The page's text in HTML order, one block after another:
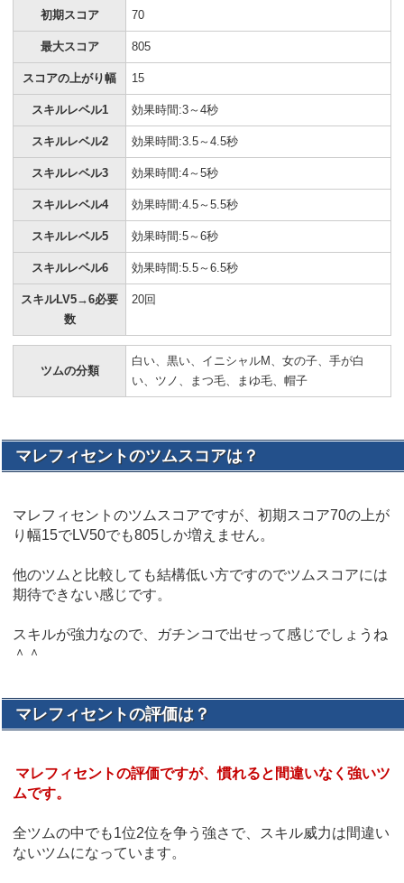
初期スコア 70
最大スコア 805
スコアの上がり幅 15
スキルレベル1 効果時間:3～4秒
スキルレベル2 効果時間:3.5～4.5秒
スキルレベル3 効果時間:4～5秒
スキルレベル4 効果時間:4.5～5.5秒
スキルレベル5 効果時間:5～6秒
スキルレベル6 効果時間:5.5～6.5秒
スキルLV5→6必要
数
20回
ツムの分類
白い、黒い、イニシャルM、女の子、手が白
い、ツノ、まつ毛、まゆ毛、帽子
マレフィセントのツムスコアは？
マレフィセントのツムスコアですが、初期スコア70の上が
り幅15でLV50でも805しか増えません。
他のツムと比較しても結構低い方ですのでツムスコアには
期待できない感じです。
スキルが強力なので、ガチンコで出せって感じでしょうね
＾＾
マレフィセントの評価は？
マレフィセントの評価ですが、慣れると間違いなく強いツ
ムです。
全ツムの中でも1位2位を争う強さで、スキル威力は間違い
ないツムになっています。